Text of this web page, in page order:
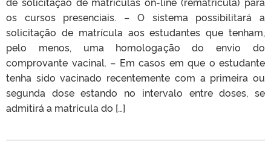
os cursos presenciais. – O sistema possibilitará a
solicitação de matrícula aos estudantes que tenham,
pelo menos, uma homologação do envio do
comprovante vacinal. – Em casos em que o estudante
tenha sido vacinado recentemente com a primeira ou
segunda dose estando no intervalo entre doses, se
admitirá a matrícula do […]